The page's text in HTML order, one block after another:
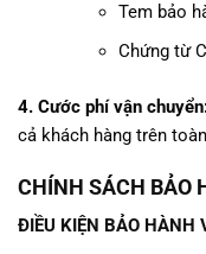
Tem bảo
Chứng từ
4. Cước phí vận
cả khách hàng trên
CHÍNH SÁCH BẢO
ĐIỀU KIỆN BẢO HÀNH